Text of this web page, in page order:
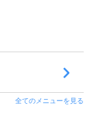
全てのメニューを見る